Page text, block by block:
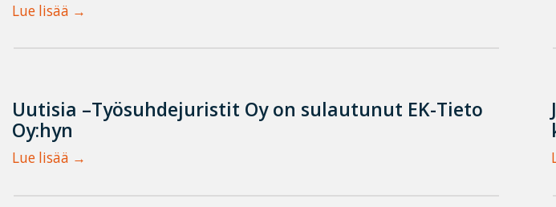
Lue lisää
Uutisia –Työsuhdejuristit Oy on sulautunut EK-Tieto
Oy:hyn
Lue lisää